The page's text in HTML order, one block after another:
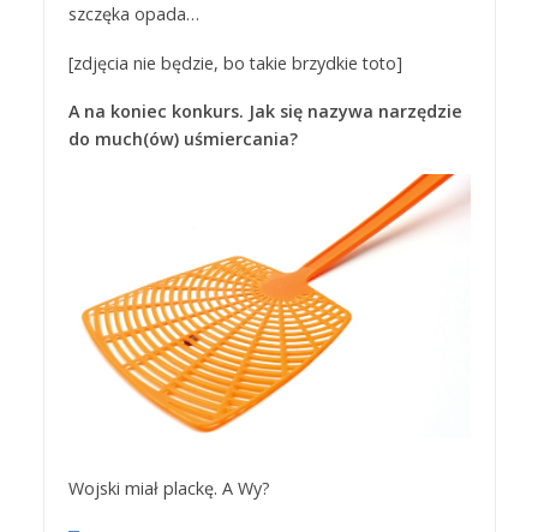
szczęka opada…
[zdjęcia nie będzie, bo takie brzydkie toto]
A na koniec konkurs. Jak się nazywa narzędzie
do much(ów) uśmiercania?
Wojski miał plackę. A Wy?